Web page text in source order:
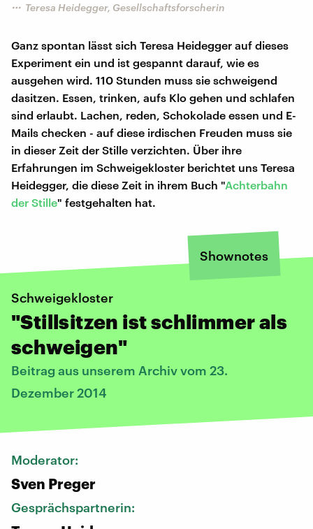
Teresa Heidegger, Gesellschaftsforscherin
Ganz spontan lässt sich Teresa Heidegger auf dieses
Experiment ein und ist gespannt darauf, wie es
ausgehen wird. 110 Stunden muss sie schweigend
dasitzen. Essen, trinken, aufs Klo gehen und schlafen
sind erlaubt. Lachen, reden, Schokolade essen und E-
Mails checken - auf diese irdischen Freuden muss sie
in dieser Zeit der Stille verzichten. Über ihre
Erfahrungen im Schweigekloster berichtet uns Teresa
Heidegger, die diese Zeit in ihrem Buch "Achterbahn
der Stille" festgehalten hat.
Shownotes
Schweigekloster
"Stillsitzen ist schlimmer als
schweigen"
Beitrag aus unserem Archiv vom 23.
Dezember 2014
Moderator:
Sven Preger
Gesprächspartnerin: